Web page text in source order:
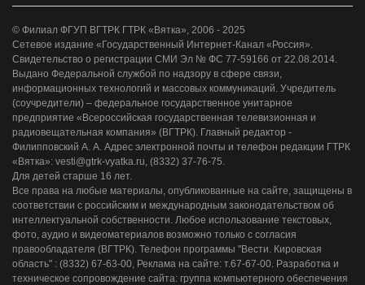
© Филиал ФГУП ВГТРК ГТРК «Вятка», 2006 - 2025
Сетевое издание «Государственный Интернет-Канал «Россия».
Свидетельство о регистрации СМИ Эл № ФС 77-59166 от 22.08.2014.
Выдано Федеральной службой по надзору в сфере связи,
информационных технологий и массовых коммуникаций. Учредитель
(соучредители) – федеральное государственное унитарное
предприятие «Всероссийская государственная телевизионная и
радиовещательная компания» (ВГТРК). Главный редактор -
Филипповский А. А. Адрес электронной почты и телефон редакции ГТРК
«Вятка»: vesti@gtrk-vyatka.ru, (8332) 37-76-75.
Для детей старше 16 лет.
Все права на любые материалы, опубликованные на сайте, защищены в
соответствии с российским и международным законодательством об
интеллектуальной собственности. Любое использование текстовых,
фото, аудио и видеоматериалов возможно только с согласия
правообладателя (ВГТРК). Телефон программы "Вести. Кировская
область" : (8332) 67-63-00, Реклама на сайте: т.67-67-00. Разработка и
техническое сопровождение сайта: группа компьютерного обеспечения